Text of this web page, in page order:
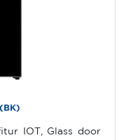
IOT, Glass door